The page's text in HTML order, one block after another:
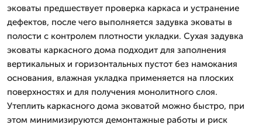
эковаты предшествует проверка каркаса и устранение
дефектов, после чего выполняется задувка эковаты в
полости с контролем плотности укладки. Сухая задувка
эковаты каркасного дома подходит для заполнения
вертикальных и горизонтальных пустот без намокания
основания, влажная укладка применяется на плоских
поверхностях и для получения монолитного слоя.
Утеплить каркасного дома эковатой можно быстро, при
этом минимизируются демонтажные работы и риск